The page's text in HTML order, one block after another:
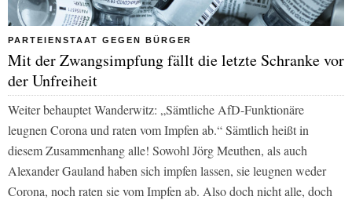
PARTEIENSTAAT GEGEN BÜRGER
Mit der Zwangsimpfung fällt die letzte Schranke vor
der Unfreiheit
Weiter behauptet Wanderwitz: „Sämtliche AfD-Funktionäre
leugnen Corona und raten vom Impfen ab.“ Sämtlich heißt in
diesem Zusammenhang alle! Sowohl Jörg Meuthen, als auch
Alexander Gauland haben sich impfen lassen, sie leugnen weder
Corona, noch raten sie vom Impfen ab. Also doch nicht alle, doch